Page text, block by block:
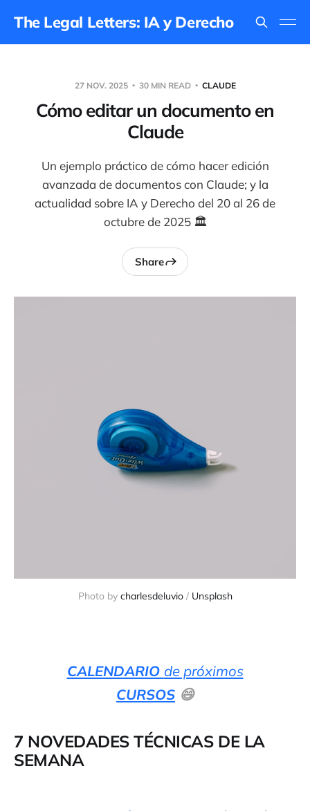
The Legal Letters: IA y Derecho
27 NOV. 2025 30 MIN READ CLAUDE
Cómo editar un documento en
Claude
Un ejemplo práctico de cómo hacer edición
avanzada de documentos con Claude; y la
actualidad sobre IA y Derecho del 20 al 26 de
octubre de 2025 🏛️
Share
Photo by charlesdeluvio / Unsplash
CALENDARIO de próximos
CURSOS 😄
7 NOVEDADES TÉCNICAS DE LA
SEMANA